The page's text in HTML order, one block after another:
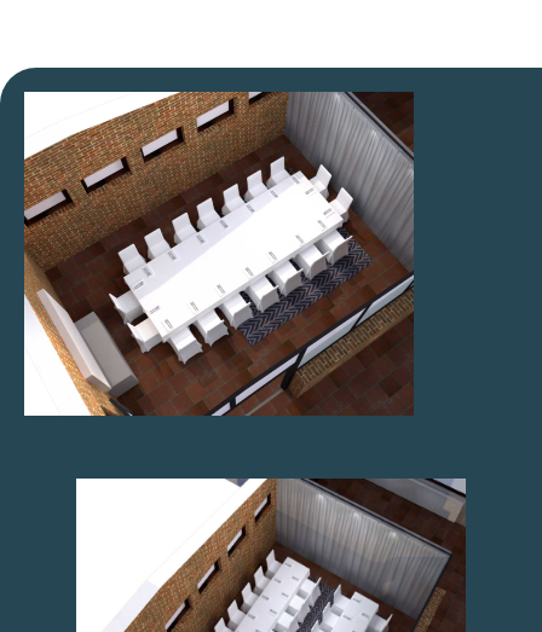
ANTAL PLATSER
KONFERENSSITTNING
16 PLATSER
BORDSSITTNING